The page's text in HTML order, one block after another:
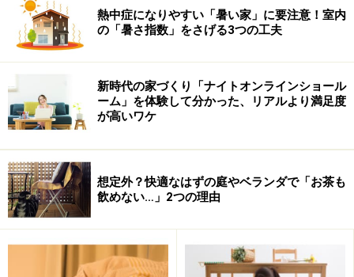
しかしそうは言っても、それぞれの材料が異なるスピー
ドで劣化するので、そのタイミングを見極めるのは難し
く、またそんなにいつもメンテナンスばかりしていた
ら、お金と手間が掛かって仕方ないというのも本音のと
ころ。
そこで今回は、築年数別に、よく見かける家の劣化の実
例と、その時々のリフォームのチェックポイントをご紹
熱中症になりやすい「暑い家」に要注意！室内
の「暑さ指数」をさげる3つの工夫
新時代の家づくり「ナイトオンラインショール
ーム」を体験して分かった、リアルより満足度
が高いワケ
想定外？快適なはずの庭やベランダで「お茶も
飲めない…」2つの理由